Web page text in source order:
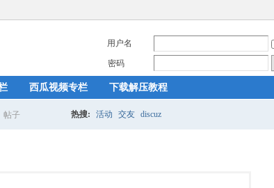
用户名
密码
西瓜视频专栏 下载解压教程
帖子 热搜: 活动 交友 discuz